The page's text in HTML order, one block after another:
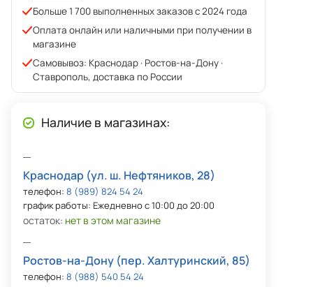
Больше 1 700 выполненных заказов с 2024 года
Оплата онлайн или наличными при получении в
магазине
Самовывоз: Краснодар · Ростов-на-Дону ·
Ставрополь, доставка по России
Наличие в магазинах:
Краснодар (ул. ш. Нефтяников, 28)
телефон: 8 (989) 824 54 24
график работы: Ежедневно с 10:00 до 20:00
остаток: нет в этом магазине
Ростов-на-Дону (пер. Халтуринский, 85)
телефон: 8 (988) 540 54 24